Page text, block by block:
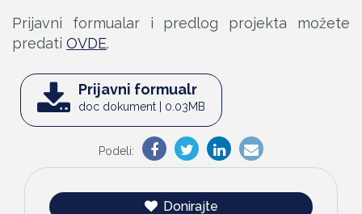
Prijavni formualar i predlog projekta možete
predati OVDE.
Prijavni formualr
doc dokument | 0.03MB
Podeli:
Donirajte